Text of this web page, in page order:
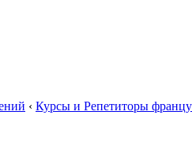
‹ Курсы и Репетиторы